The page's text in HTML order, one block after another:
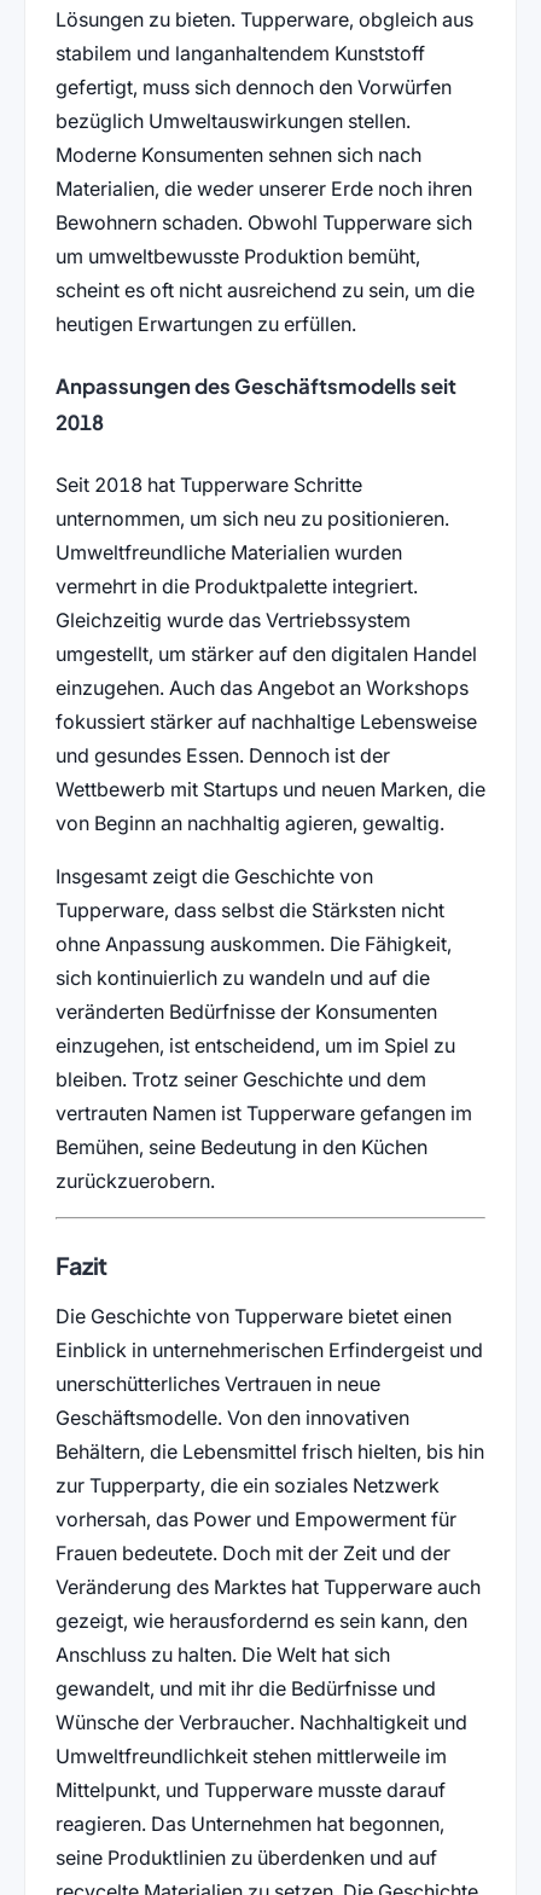
Lösungen zu bieten. Tupperware, obgleich aus
stabilem und langanhaltendem Kunststoff
gefertigt, muss sich dennoch den Vorwürfen
bezüglich Umweltauswirkungen stellen.
Moderne Konsumenten sehnen sich nach
Materialien, die weder unserer Erde noch ihren
Bewohnern schaden. Obwohl Tupperware sich
um umweltbewusste Produktion bemüht,
scheint es oft nicht ausreichend zu sein, um die
heutigen Erwartungen zu erfüllen.
Anpassungen des Geschäftsmodells seit
2018
Seit 2018 hat Tupperware Schritte
unternommen, um sich neu zu positionieren.
Umweltfreundliche Materialien wurden
vermehrt in die Produktpalette integriert.
Gleichzeitig wurde das Vertriebssystem
umgestellt, um stärker auf den digitalen Handel
einzugehen. Auch das Angebot an Workshops
fokussiert stärker auf nachhaltige Lebensweise
und gesundes Essen. Dennoch ist der
Wettbewerb mit Startups und neuen Marken, die
von Beginn an nachhaltig agieren, gewaltig.
Insgesamt zeigt die Geschichte von
Tupperware, dass selbst die Stärksten nicht
ohne Anpassung auskommen. Die Fähigkeit,
sich kontinuierlich zu wandeln und auf die
veränderten Bedürfnisse der Konsumenten
einzugehen, ist entscheidend, um im Spiel zu
bleiben. Trotz seiner Geschichte und dem
vertrauten Namen ist Tupperware gefangen im
Bemühen, seine Bedeutung in den Küchen
zurückzuerobern.
Fazit
Die Geschichte von Tupperware bietet einen
Einblick in unternehmerischen Erfindergeist und
unerschütterliches Vertrauen in neue
Geschäftsmodelle. Von den innovativen
Behältern, die Lebensmittel frisch hielten, bis hin
zur Tupperparty, die ein soziales Netzwerk
vorhersah, das Power und Empowerment für
Frauen bedeutete. Doch mit der Zeit und der
Veränderung des Marktes hat Tupperware auch
gezeigt, wie herausfordernd es sein kann, den
Anschluss zu halten. Die Welt hat sich
gewandelt, und mit ihr die Bedürfnisse und
Wünsche der Verbraucher. Nachhaltigkeit und
Umweltfreundlichkeit stehen mittlerweile im
Mittelpunkt, und Tupperware musste darauf
reagieren. Das Unternehmen hat begonnen,
seine Produktlinien zu überdenken und auf